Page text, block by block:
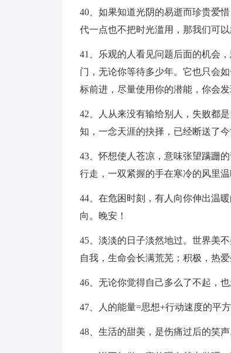
40、如果知道光阴的易逝而珍贵爱
代一点也不把时光滥用，那我们可
41、乐观的人看见问题后面的机会
门，无论你等待多少年。它也只会
标前进，尽量使用你的潜能，你会发
42、人从来没有输给别人，失败都
知，一念天涯的抉择，已经断送了
43、怀想使人苍凉，意味张望蹒跚
行走，一双紧握的手在寒冷的风里
44、在危困时刻，有人向你伸出温
向。晚安！
45、淡淡的日子淡然地过。世界美
自我，生命会长满荒芜；积极，热
46、无论你觉得自己多么了不起，
47、人的能量=思想+行动速度的平方
48、生活的甜美，是伤痛过后的笑声